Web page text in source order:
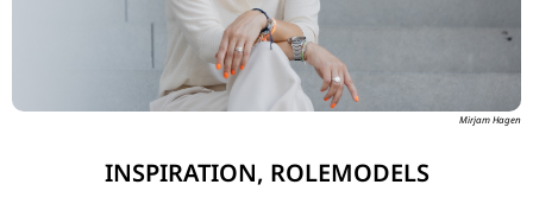
Mirjam Hagen
INSPIRATION, ROLEMODELS